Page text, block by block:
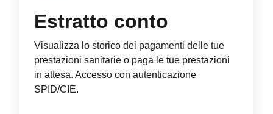
Estratto conto
Visualizza lo storico dei pagamenti delle tue
prestazioni sanitarie o paga le tue prestazioni
in attesa. Accesso con autenticazione
SPID/CIE.